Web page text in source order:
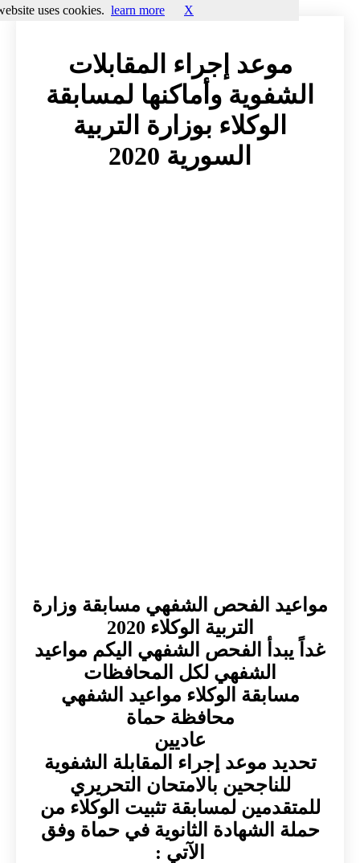
موعد إجراء المقابلات
وأماكنها لمسابقة
الوكلاء بوزارة التربية
السورية 2020
الفحص الشفهي مسابقة وزارة
التربية الوكلاء 2020
الفحص الشفهي اليكم مواعيد
الشفهي لكل المحافظات
الوكلاء مواعيد الشفهي
محافظة حماة
موعد إجراء المقابلة الشفوية
للناجحين بالامتحان التحريري
لمسابقة تثبيت الوكلاء من
الشهادة الثانوية في حماة وفق
This website uses cookies. learn more